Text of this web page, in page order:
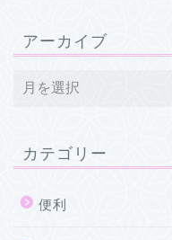
アーカイブ
カテゴリー
便利